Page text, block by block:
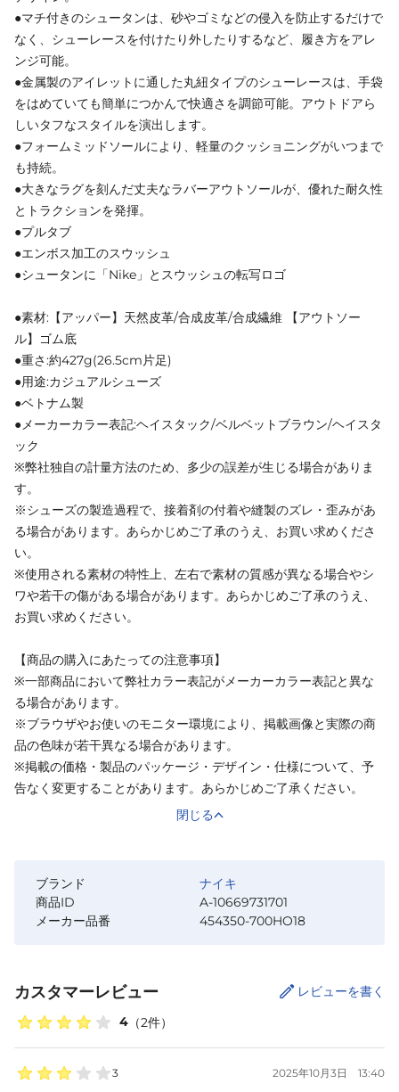
●マチ付きのシュータンは、砂やゴミなどの侵入を防止するだけで
なく、シューレースを付けたり外したりするなど、履き方をアレ
ンジ可能。
●金属製のアイレットに通した丸紐タイプのシューレースは、手袋
をはめていても簡単につかんで快適さを調節可能。アウトドアら
しいタフなスタイルを演出します。
●フォームミッドソールにより、軽量のクッショニングがいつまで
も持続。
●大きなラグを刻んだ丈夫なラバーアウトソールが、優れた耐久性
とトラクションを発揮。
●プルタブ
●エンボス加工のスウッシュ
●シュータンに「Nike」とスウッシュの転写ロゴ
●素材:【アッパー】天然皮革/合成皮革/合成繊維 【アウトソー
ル】ゴム底
●重さ:約427g(26.5cm片足)
●用途:カジュアルシューズ
●ベトナム製
●メーカーカラー表記:ヘイスタック/ベルベットブラウン/ヘイスタ
ック
※弊社独自の計量方法のため、多少の誤差が生じる場合がありま
す。
※シューズの製造過程で、接着剤の付着や縫製のズレ・歪みがあ
る場合があります。あらかじめご了承のうえ、お買い求めくださ
い。
※使用される素材の特性上、左右で素材の質感が異なる場合やシ
ワや若干の傷がある場合があります。あらかじめご了承のうえ、
お買い求めください。
【商品の購入にあたっての注意事項】
※一部商品において弊社カラー表記がメーカーカラー表記と異な
る場合があります。
※ブラウザやお使いのモニター環境により、掲載画像と実際の商
品の色味が若干異なる場合があります。
※掲載の価格・製品のパッケージ・デザイン・仕様について、予
告なく変更することがあります。あらかじめご了承ください。
閉じる
ブランド
ナイキ
商品ID
A-10669731701
メーカー品番
454350-700HO18
カスタマーレビュー
4 （2件）
レビューを書く
3 2025年10月3日 13:40